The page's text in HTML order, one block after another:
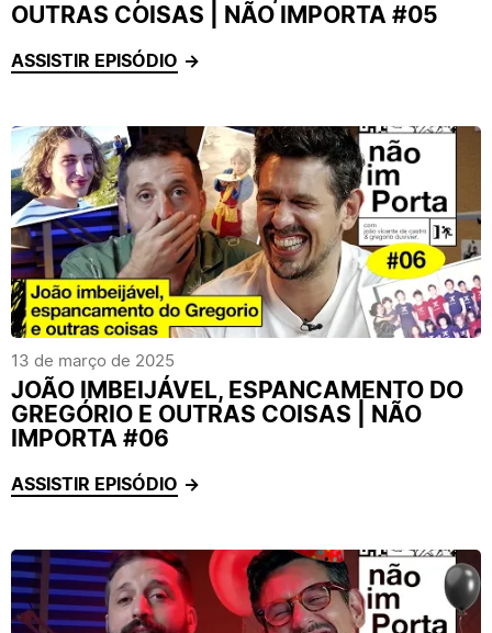
OUTRAS COISAS | NÃO IMPORTA #05
ASSISTIR EPISÓDIO
13 de março de 2025
JOÃO IMBEIJÁVEL, ESPANCAMENTO DO
GREGÓRIO E OUTRAS COISAS | NÃO
IMPORTA #06
ASSISTIR EPISÓDIO